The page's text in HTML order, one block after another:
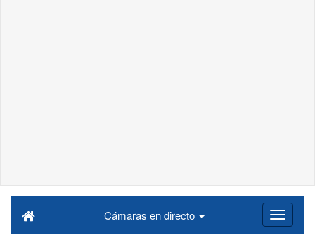
Cámaras en directo